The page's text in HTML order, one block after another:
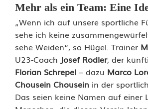
r
W
e
g
–
W
Mehr als ein Team: Eine
„Wenn ich auf unsere sportliche
sehe ich keine
sehe Weiden“, so Hügel. Trainer
U23-Coach Josef Rodler, der
Florian Schrepel – dazu Marco
Chousein Chousein in der
Das seien keine Namen auf einer